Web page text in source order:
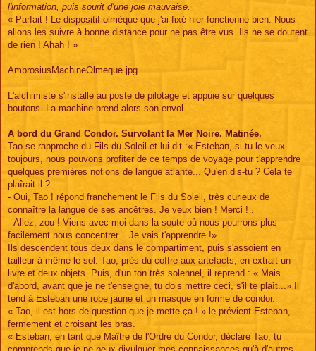
l'information, puis sourit d'une joie mauvaise.
« Parfait ! Le dispositif olmèque que j'ai fixé hier fonctionne bien. Nous
allons les suivre à bonne distance pour ne pas être vus. Ils ne se doutent
de rien ! Ahah ! »
AmbrosiusMachineOlmeque.jpg
L'alchimiste s'installe au poste de pilotage et appuie sur quelques
boutons. La machine prend alors son envol.
A bord du Grand Condor. Survolant la Mer Noire. Matinée.
Tao se rapproche du Fils du Soleil et lui dit :« Esteban, si tu le veux
toujours, nous pouvons profiter de ce temps de voyage pour t'apprendre
quelques premières notions de langue atlante... Qu'en dis-tu ? Cela te
plaîrait-il ?
- Oui, Tao ! répond franchement le Fils du Soleil, très curieux de
connaître la langue de ses ancêtres. Je veux bien ! Merci ! .
- Allez, zou ! Viens avec moi dans la soute où nous pourrons plus
facilement nous concentrer... Je vais t'apprendre !»
Ils descendent tous deux dans le compartiment, puis s'assoient en
tailleur à même le sol. Tao, près du coffre aux artefacts, en extrait un
livre et deux objets. Puis, d'un ton très solennel, il reprend : « Mais
d'abord, avant que je ne t'enseigne, tu dois mettre ceci, s'il te plaît...» Il
tend à Esteban une robe jaune et un masque en forme de condor.
« Tao, il est hors de question que je mette ça ! » le prévient Esteban,
fermement et croisant les bras.
« Esteban, en tant que Maître de l'Ordre du Condor, déclare Tao, tu